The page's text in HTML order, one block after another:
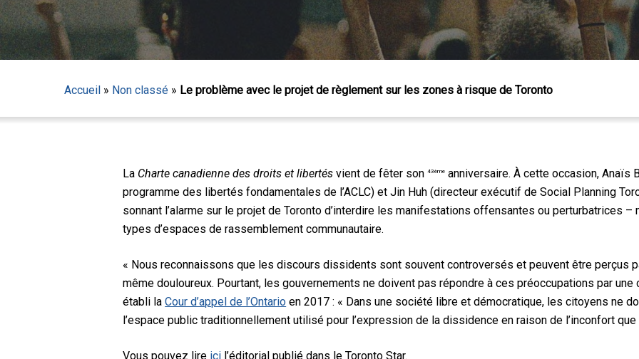
Accueil » Non classé » Le problème avec le projet de règlement sur les zones à risque de Toronto
La Charte canadienne des droits et libertés vient de fêter son43ème anniversaire. À cette occasion,
programme des libertés fondamentales de l’ACLC) et Jin Huh (directeur exécutif de Social Planning
sonnant l’alarme sur le projet de Toronto d’interdire les manifestations offensantes ou perturbatrices
types d’espaces de rassemblement communautaire.
« Nous reconnaissons que les discours dissidents sont souvent controversés et peuvent être perçus
même douloureux. Pourtant, les gouvernements ne doivent pas répondre à ces préoccupations par une
établi laCour d’appel de l’Ontario en 2017 : « Dans une société libre et démocratique, les citoyens ne
l’espace public traditionnellement utilisé pour l’expression de la dissidence en raison de l’inconfort
Vous pouvez lire ici l’éditorial publié dans le Toronto Star.